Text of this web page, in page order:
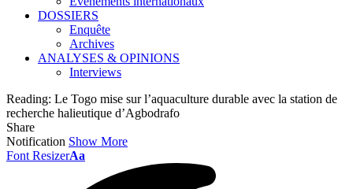
DOSSIERS
Enquête
Archives
ANALYSES & OPINIONS
Interviews
Reading: Le Togo mise sur l’aquaculture durable avec la station de
recherche halieutique d’Agbodrafo
Share
Notification Show More
Font ResizerAa